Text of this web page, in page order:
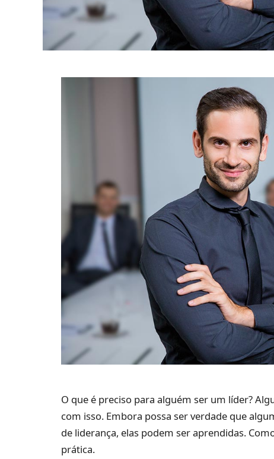
O que é preciso para alguém ser um líder?
com isso. Embora possa ser verdade que
de liderança, elas podem ser aprendidas.
prática.